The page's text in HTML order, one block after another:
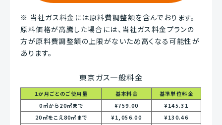
※ 当社ガス料金には原料費調整額を含んでおります。
原料価格が高騰した場合には、当社ガス料金プランの
方が原料費調整額の上限がないため高くなる可能性が
あります。
東京ガス一般料金
1か月ごとのご使用量 基本料金
基準単位料金
0㎥から20㎥まで
¥759.00
¥145.31
20㎥をこえ80㎥まで
¥1,056.00
¥130.46